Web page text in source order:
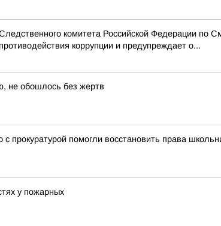
комитета Российской Федерации
коррупции и предупреждает о...
не обошлось без жертв
прокуратурой помогли восстановить права
у пожарных